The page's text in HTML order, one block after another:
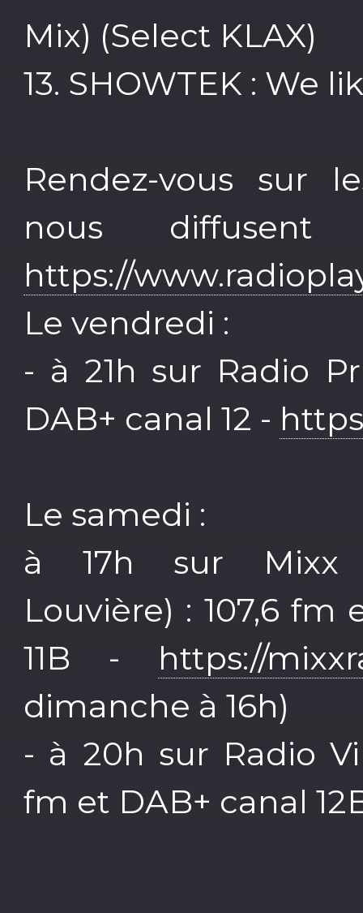
Mix) (Select KLAX)
13. SHOWTEK : We
Rendez-vous sur
nous
https://
Le vendredi :
- à 21h sur Radio
DAB+ canal 12 -
Le samedi :
à 17h sur Mixx
Louvière) : 107,6
11B - https://
dimanche à 16h)
- à 20h sur Radio
fm et DAB+ canal